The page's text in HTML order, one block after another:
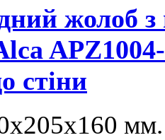
жолоб
стіни
мм.